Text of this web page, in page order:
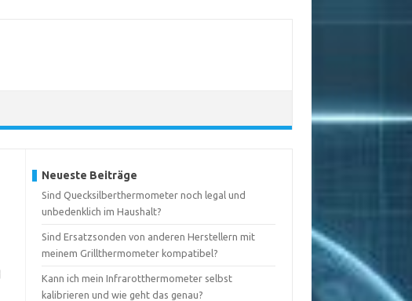
Neueste Beiträge
Sind Quecksilberthermometer noch legal und
unbedenklich im Haushalt?
Sind Ersatzsonden von anderen Herstellern mit
meinem Grillthermometer kompatibel?
Kann ich mein Infrarotthermometer selbst
kalibrieren und wie geht das genau?